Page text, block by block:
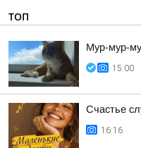
ТОП
Мур-мур-
15:00
Счастье
16:16